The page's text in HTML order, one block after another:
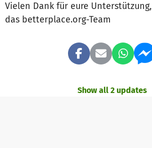
Vielen Dank für eure Unterstützung,
das betterplace.org-Team
Show all 2 updates